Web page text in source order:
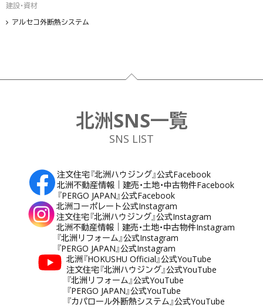
建設・資材
アルセコ外断熱システム
フッター
北洲SNS一覧
SNS LIST
注文住宅『北洲ハウジング』公式Facebook
北洲不動産情報｜建売・土地・中古物件Facebook
『PERGO JAPAN』公式Facebook
北洲コーポレート公式Instagram
注文住宅『北洲ハウジング』公式Instagram
北洲不動産情報｜建売・土地・中古物件Instagram
『北洲リフォーム』公式Instagram
『PERGO JAPAN』公式Instagram
北洲『HOKUSHU Official』公式YouTube
注文住宅『北洲ハウジング』公式YouTube
『北洲リフォーム』公式YouTube
『PERGO JAPAN』公式YouTube
『カパロール外断熱システム』公式YouTube